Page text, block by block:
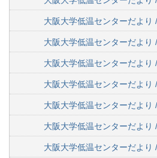
大阪大学低温センターだより
大阪大学低温センターだより
大阪大学低温センターだより
大阪大学低温センターだより
大阪大学低温センターだより
大阪大学低温センターだより
大阪大学低温センターだより